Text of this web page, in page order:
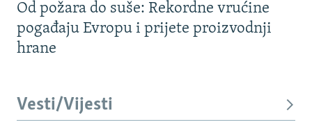
Od požara do suše: Rekordne vrućine
pogađaju Evropu i prijete proizvodnji
hrane
Vesti/Vijesti